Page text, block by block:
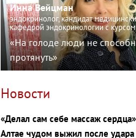
Инна Вейцман
эндокринолог, кандидат
кафедрой эндокринологии с
«На голоде люди не
протянуть»
Новости
«Делал сам себе массаж
Алтае чудом выжил после